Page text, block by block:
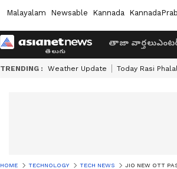
Malayalam Newsable Kannada
తాజా వార్తలు
TRENDING : Weather Update Today Rasi
HOME TECHNOLOGY TECH NEWS JIO NEW OTT